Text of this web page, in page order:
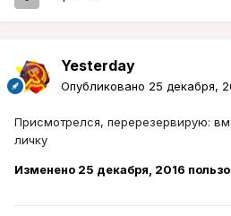
Yesterday
Опубликовано 25 декабря,
Присмотрелся, перерезервирую:
личку
Изменено 25 декабря, 2016